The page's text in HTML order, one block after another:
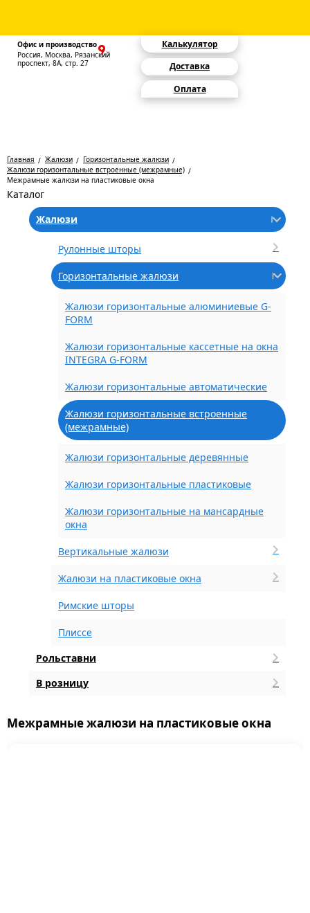
Офис и производство
Россия, Москва, Рязанский
проспект, 8А, стр. 27
Калькулятор
Доставка
Оплата
Главная Жалюзи
Горизонтальные жалюзи
Жалюзи горизонтальные встроенные (межрамные)
Межрамные жалюзи на пластиковые окна
Каталог
Жалюзи
Рулонные шторы
Горизонтальные жалюзи
Жалюзи горизонтальные алюминиевые G-
FORM
Жалюзи горизонтальные кассетные на окна
INTEGRA G-FORM
Жалюзи горизонтальные автоматические
Жалюзи горизонтальные встроенные
(межрамные)
Жалюзи горизонтальные деревянные
Жалюзи горизонтальные пластиковые
Жалюзи горизонтальные на мансардные
окна
Вертикальные жалюзи
Жалюзи на пластиковые окна
Римские шторы
Плиссе
Рольставни
В розницу
Межрамные жалюзи на пластиковые окна